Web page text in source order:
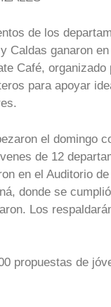
de los
Caldas ganaron
Café,
para apoyar
el domingo
de 12
en el Auditorio
donde se
Los
propuestas de